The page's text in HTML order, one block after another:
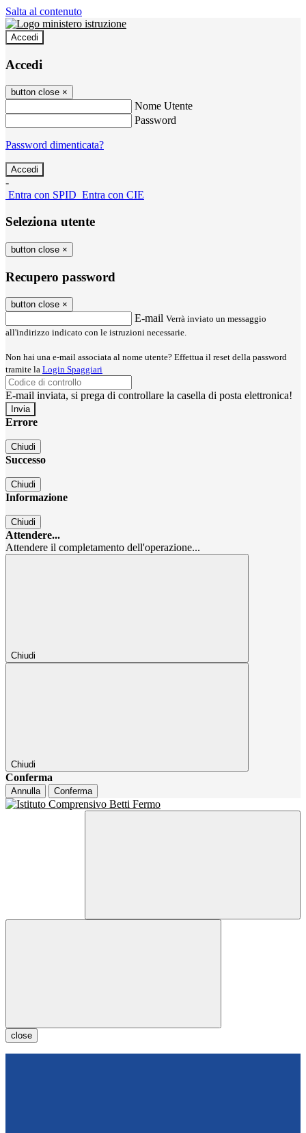
Salta al contenuto
Accedi
Accedi
button close ×
Nome Utente
Password
Password dimenticata?
-
Entra con SPID Entra con CIE
Seleziona utente
button close ×
Recupero password
button close ×
E-mail Verrà inviato un messaggio
all'indirizzo indicato con le istruzioni necessarie.
Non hai una e-mail associata al nome utente? Effettua il reset della password
tramite la Login Spaggiari
E-mail inviata, si prega di controllare la casella di posta elettronica!
Errore
Chiudi
Successo
Chiudi
Informazione
Chiudi
Attendere...
Attendere il completamento dell'operazione...
Chiudi
Chiudi
Conferma
Annulla Conferma
close